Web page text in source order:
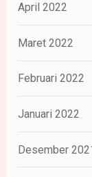
April 2022
Maret 2022
Februari 2022
Januari 2022
Desember